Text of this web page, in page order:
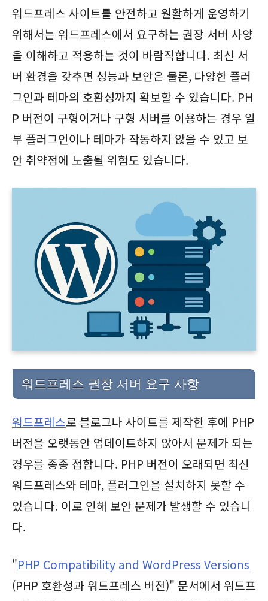
워드프레스 사이트를 안전하고 원활하게 운영하기
위해서는 워드프레스에서 요구하는 권장 서버 사양
을 이해하고 적용하는 것이 바람직합니다. 최신 서
버 환경을 갖추면 성능과 보안은 물론, 다양한 플러
그인과 테마의 호환성까지 확보할 수 있습니다. PH
P 버전이 구형이거나 구형 서버를 이용하는 경우 일
부 플러그인이나 테마가 작동하지 않을 수 있고 보
안 취약점에 노출될 위험도 있습니다.
워드프레스 권장 서버 요구 사항
워드프레스로 블로그나 사이트를 제작한 후에 PHP
버전을 오랫동안 업데이트하지 않아서 문제가 되는
경우를 종종 접합니다. PHP 버전이 오래되면 최신
워드프레스와 테마, 플러그인을 설치하지 못할 수
있습니다. 이로 인해 보안 문제가 발생할 수 있습니
다.
"PHP Compatibility and WordPress Versions
(PHP 호환성과 워드프레스 버전)" 문서에서 워드프